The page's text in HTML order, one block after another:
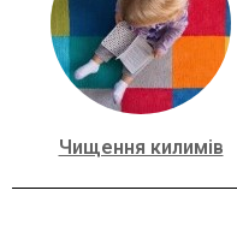
Чищення килимів